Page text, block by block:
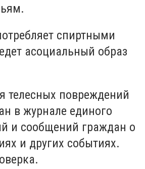
спиртными
асоциальный образ
телесных повреждений
в журнале единого
и сообщений граждан о
и других событиях.